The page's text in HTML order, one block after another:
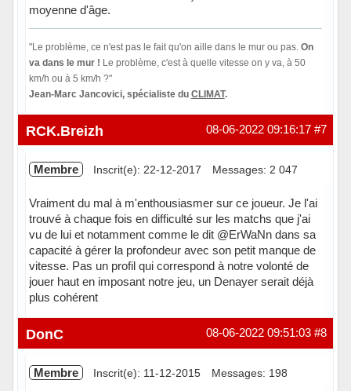
moyenne d'âge.
"Le problème, ce n'est pas le fait qu'on aille dans le mur ou pas. On
va dans le mur ! Le problème, c'est à quelle vitesse on y va, à 50
km/h ou à 5 km/h ?"
Jean-Marc Jancovici, spécialiste du CLIMAT.
En ligne #7
08-06-2022 09:16:17
RCK.Breizh
Membre Inscrit(e): 22-12-2017 Messages: 2 047
Vraiment du mal à m'enthousiasmer sur ce joueur. Je l'ai
trouvé à chaque fois en difficulté sur les matchs que j'ai
vu de lui et notamment comme le dit @ErWaNn dans sa
capacité à gérer la profondeur avec son petit manque de
vitesse. Pas un profil qui correspond à notre volonté de
jouer haut en imposant notre jeu, un Denayer serait déjà
plus cohérent
Hors ligne #8
08-06-2022 09:51:03
DonC
Membre Inscrit(e): 11-12-2015 Messages: 198